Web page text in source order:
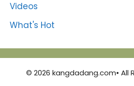
Videos
What's Hot
© 2026 kangdadang.com• All